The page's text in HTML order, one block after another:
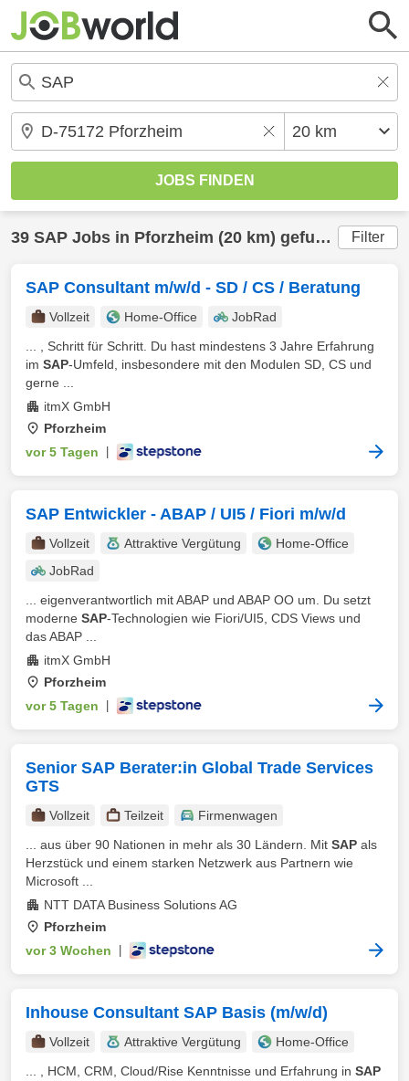
39 SAP Jobs in Pforzheim (20 km) gefunden Filter
SAP Consultant m/w/d - SD / CS / Beratung
Vollzeit Home-Office
JobRad
... , Schritt für Schritt. Du hast mindestens 3 Jahre Erfahrung
im SAP-Umfeld, insbesondere mit den Modulen SD, CS und
gerne ...
itmX GmbH
Pforzheim
vor 5 Tagen
SAP Entwickler - ABAP / UI5 / Fiori m/w/d
Vollzeit Attraktive Vergütung
Home-Office
JobRad
... eigenverantwortlich mit ABAP und ABAP OO um. Du setzt
moderne SAP-Technologien wie Fiori/UI5, CDS Views und
das ABAP ...
itmX GmbH
Pforzheim
vor 5 Tagen
Senior SAP Berater:in Global Trade Services
GTS
Vollzeit Teilzeit
Firmenwagen
... aus über 90 Nationen in mehr als 30 Ländern. Mit SAP als
Herzstück und einem starken Netzwerk aus Partnern wie
Microsoft ...
NTT DATA Business Solutions AG
Pforzheim
vor 3 Wochen
Inhouse Consultant SAP Basis (m/w/d)
Vollzeit Attraktive Vergütung
Home-Office
... , HCM, CRM, Cloud/Rise Kenntnisse und Erfahrung in SAP